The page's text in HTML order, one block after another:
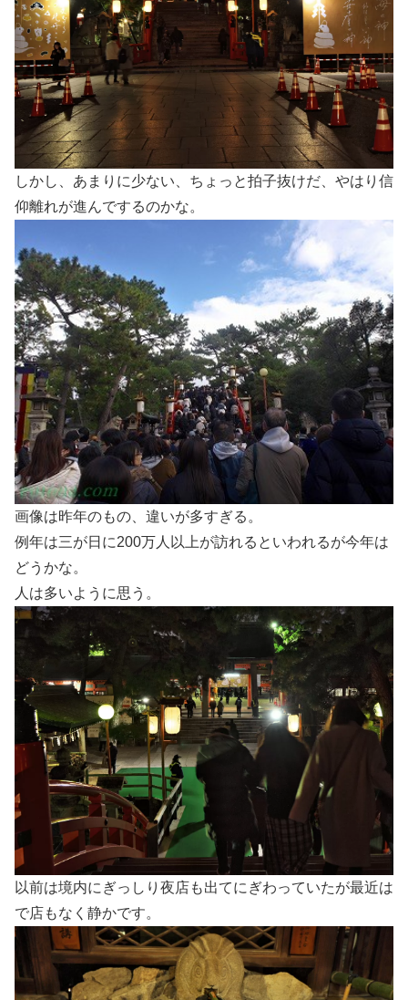
しかし、あまりに少ない、ちょっと拍子抜けだ、やはり信
仰離れが進んでするのかな。
画像は昨年のもの、違いが多すぎる。
例年は三が日に200万人以上が訪れるといわれるが今年は
どうかな。
人は多いように思う。
以前は境内にぎっしり夜店も出てにぎわっていたが最近は
で店もなく静かです。